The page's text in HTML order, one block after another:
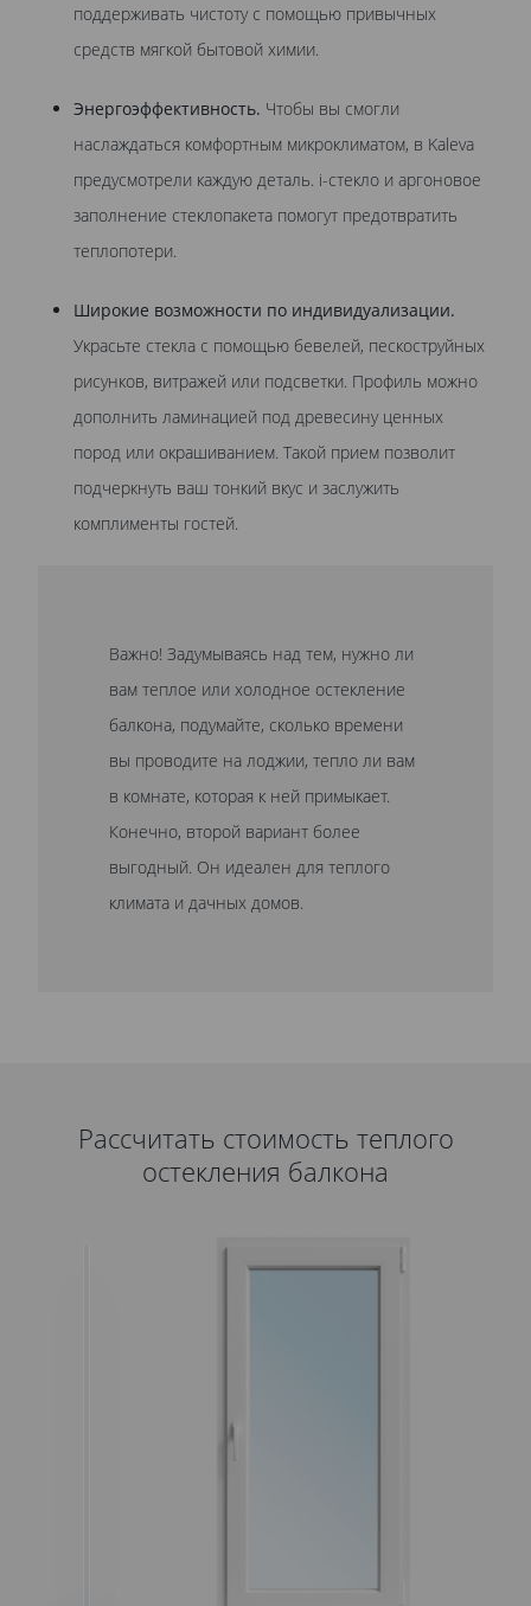
поддерживать чистоту с помощью привычных
средств мягкой бытовой химии.
Энергоэффективность. Чтобы вы смогли
наслаждаться комфортным микроклиматом, в Kaleva
предусмотрели каждую деталь. i-стекло и аргоновое
заполнение стеклопакета помогут предотвратить
теплопотери.
Широкие возможности по индивидуализации.
Украсьте стекла с помощью бевелей, пескоструйных
рисунков, витражей или подсветки. Профиль можно
дополнить ламинацией под древесину ценных
пород или окрашиванием. Такой прием позволит
подчеркнуть ваш тонкий вкус и заслужить
комплименты гостей.
Важно! Задумываясь над тем, нужно ли
вам теплое или холодное остекление
балкона, подумайте, сколько времени
вы проводите на лоджии, тепло ли вам
в комнате, которая к ней примыкает.
Конечно, второй вариант более
выгодный. Он идеален для теплого
климата и дачных домов.
Рассчитать стоимость теплого
остекления балкона